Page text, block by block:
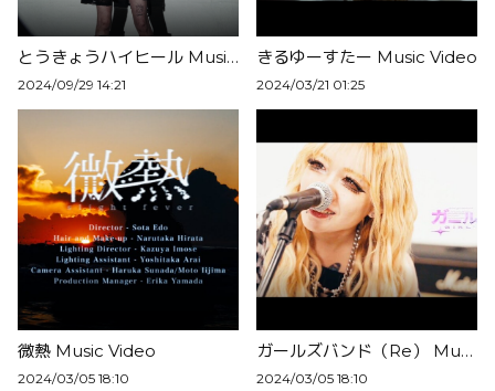
とうきょうハイヒール Music Video
2024/09/29 14:21
きるゆーすたー Music Video
2024/03/21 01:25
微熱 Music Video
2024/03/05 18:10
ガールズバンド（Re） Music Video
2024/03/05 18:10